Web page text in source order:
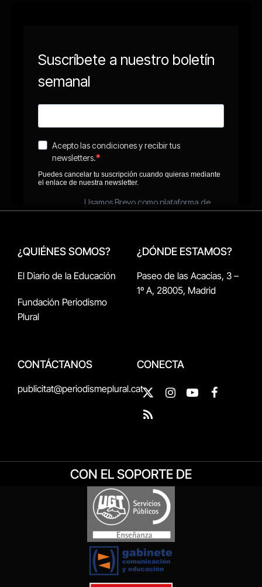
¿QUIÉNES SOMOS?
El Diario de la Educación
Fundación Periodismo
Plural
¿DÓNDE ESTAMOS?
Paseo de las Acacias, 3 –
1º A, 28005, Madrid
CONTÁCTANOS
publicitat@periodismeplural.cat
CONECTA
X
(Twitter)
InstagramYouTubeFacebook
RSS
CON EL SOPORTE DE